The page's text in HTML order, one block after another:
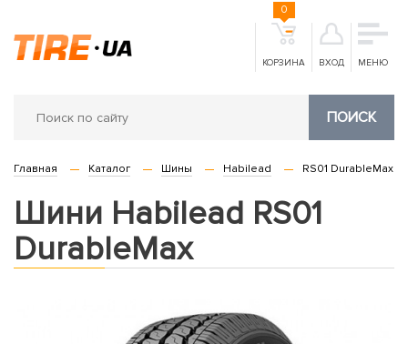
КОРЗИНА
0
ВХОД МЕНЮ
ПОИСК
Главная Каталог Шины Habilead RS01 DurableMax
Шини Habilead RS01
DurableMax